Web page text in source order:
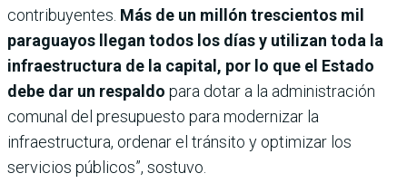
contribuyentes. Más de un millón trescientos mil
paraguayos llegan todos los días y utilizan toda la
infraestructura de la capital, por lo que el Estado
debe dar un respaldo para dotar a la administración
comunal del presupuesto para modernizar la
infraestructura, ordenar el tránsito y optimizar los
servicios públicos”, sostuvo.